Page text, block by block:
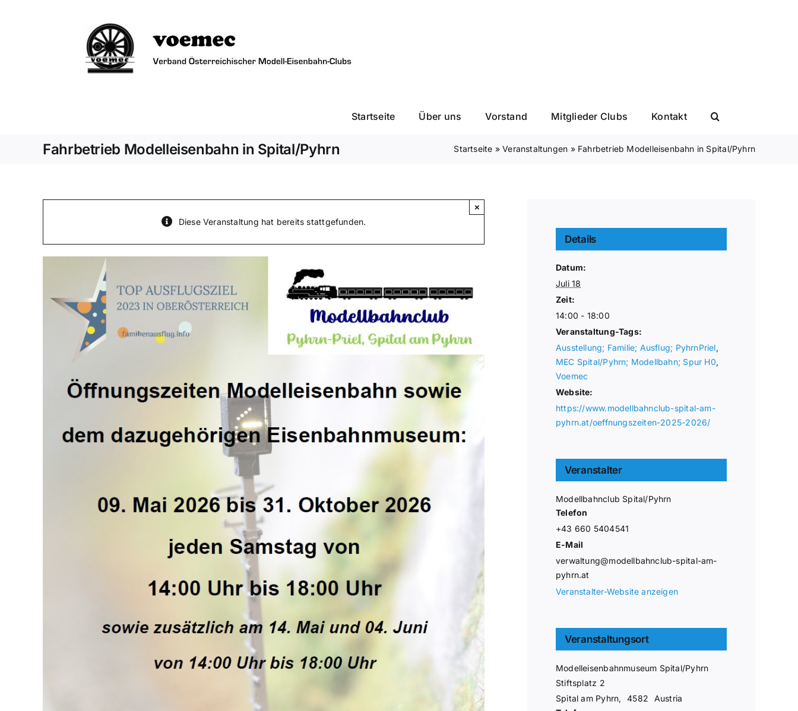
Startseite Über uns Vorstand Mitglieder Clubs Kontakt
Fahrbetrieb Modelleisenbahn in Spital/Pyhrn Startseite »Veranstaltungen » Fahrbetrieb Modelleisenbahn in Spital/Pyhrn
Diese Veranstaltung hat bereits stattgefunden.
×
Details
Datum:
Juli 18
Zeit:
14:00 - 18:00
Veranstaltung-Tags:
Ausstellung; Familie; Ausflug; PyhrnPriel,
MEC Spital/Pyhrn; Modellbahn; Spur H0,
Voemec
Website:
https://www.modellbahnclub-spital-am-
pyhrn.at/oeffnungszeiten-2025-2026/
Veranstalter
Modellbahnclub Spital/Pyhrn
Telefon
+43 660 5404541
E-Mail
verwaltung@modellbahnclub-spital-am-
pyhrn.at
Veranstalter-Website anzeigen
Veranstaltungsort
Modelleisenbahnmuseum Spital/Pyhrn
Stiftsplatz 2
Spital am Pyhrn, 4582
Austria